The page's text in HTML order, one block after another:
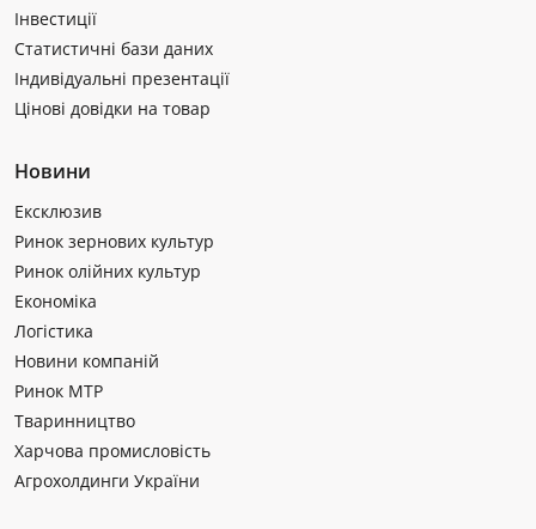
Інвестиції
Статистичні бази даних
Індивідуальні презентації
Цінові довідки на товар
Новини
Ексклюзив
Ринок зернових культур
Ринок олійних культур
Економіка
Логістика
Новини компаній
Ринок МТР
Тваринництво
Харчова промисловість
Агрохолдинги України